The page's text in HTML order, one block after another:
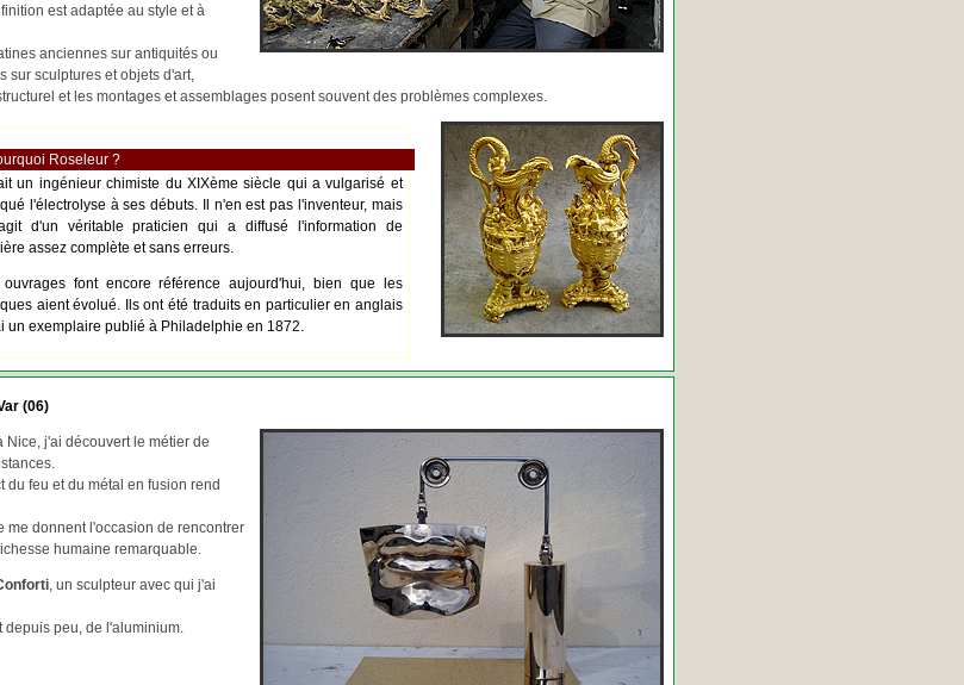
est adaptée au style et à
anciennes sur antiquités ou
sur sculptures et objets d'art,
et les montages et assemblages posent souvent des problèmes complexes.
Roseleur ?
un ingénieur chimiste du XIXème siècle qui a vulgarisé et
l'électrolyse à ses débuts. Il n'en est pas l'inventeur, mais
d'un véritable praticien qui a diffusé l'information de
assez complète et sans erreurs.
ouvrages font encore référence aujourd'hui, bien que les
aient évolué. Ils ont été traduits en particulier en anglais
un exemplaire publié à Philadelphie en 1872.
(06)
Nice, j'ai découvert le métier de
du feu et du métal en fusion rend
me donnent l'occasion de rencontrer
humaine remarquable.
, un sculpteur avec qui j'ai
depuis peu, de l'aluminium.